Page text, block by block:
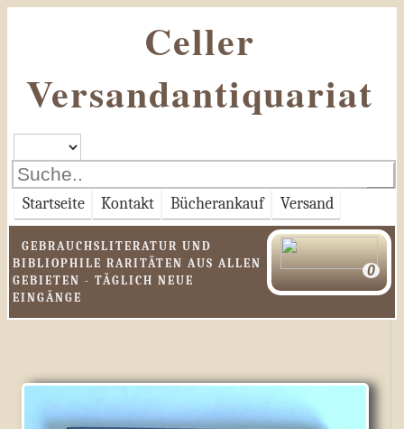
Celler
Versandantiquariat
Startseite Kontakt Bücherankauf Versand
GEBRAUCHSLITERATUR UND
BIBLIOPHILE RARITÄTEN AUS ALLEN
GEBIETEN - TÄGLICH NEUE
EINGÄNGE